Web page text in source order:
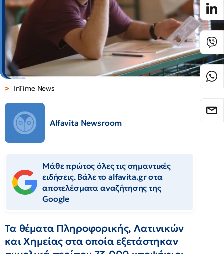
InTime News
Alfavita Newsroom
Μάθε πρώτος όλες τις σημαντικές
ειδήσεις. Βάλε το alfavita.gr στα
αποτελέσματα αναζήτησης της
Google
Τα θέματα Πληροφορικής, Λατινικών
και Χημείας στα οποία εξετάστηκαν